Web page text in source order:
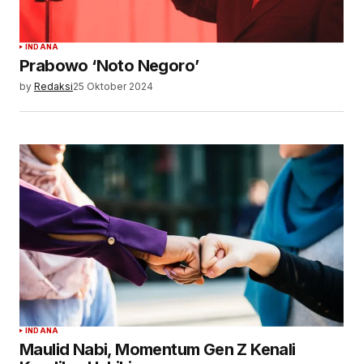
INDANA
Prabowo ‘Noto Negoro’
by Redaksi25 Oktober 2024
INDANA
Maulid Nabi, Momentum Gen Z Kenali